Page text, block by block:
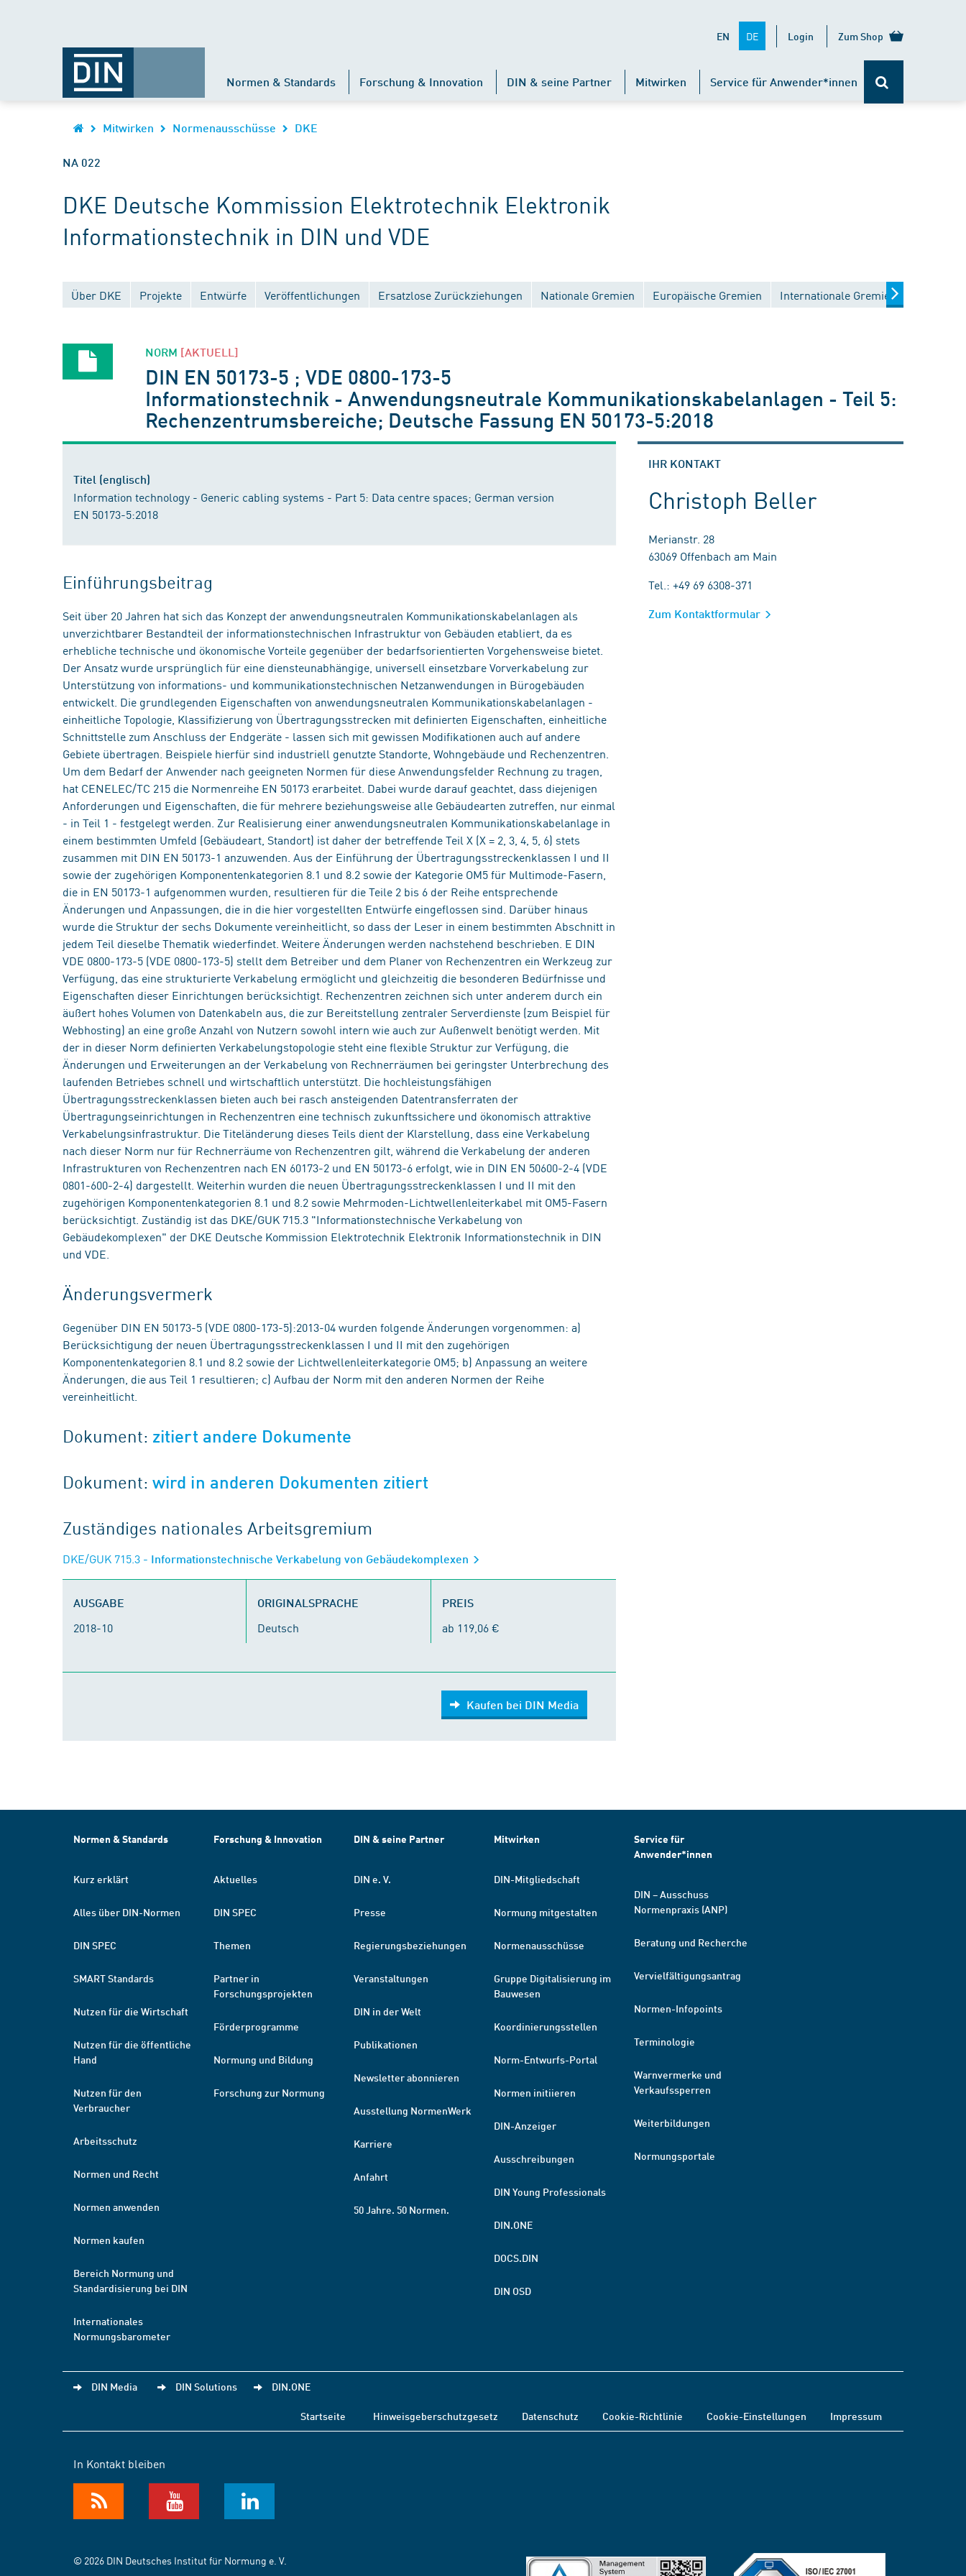
EN DE Login Zum Shop
Normen & Standards Forschung & Innovation DIN & seine Partner Mitwirken Service für Anwender*innen
Mitwirken Normenausschüsse DKE
NA 022
DKE Deutsche Kommission Elektrotechnik Elektronik
Informationstechnik in DIN und VDE
Über DKE Projekte Entwürfe Veröffentlichungen Ersatzlose Zurückziehungen Nationale Gremien Europäische Gremien Internationale Gremien
NORM [AKTUELL]
DIN EN 50173-5 ; VDE 0800-173-5
Informationstechnik - Anwendungsneutrale Kommunikationskabelanlagen - Teil 5:
Rechenzentrumsbereiche; Deutsche Fassung EN 50173-5:2018
Titel (englisch)
Information technology - Generic cabling systems - Part 5: Data centre spaces; German version
EN 50173-5:2018
Einführungsbeitrag
Seit über 20 Jahren hat sich das Konzept der anwendungsneutralen Kommunikationskabelanlagen als
unverzichtbarer Bestandteil der informationstechnischen Infrastruktur von Gebäuden etabliert, da es
erhebliche technische und ökonomische Vorteile gegenüber der bedarfsorientierten Vorgehensweise bietet.
Der Ansatz wurde ursprünglich für eine diensteunabhängige, universell einsetzbare Vorverkabelung zur
Unterstützung von informations- und kommunikationstechnischen Netzanwendungen in Bürogebäuden
entwickelt. Die grundlegenden Eigenschaften von anwendungsneutralen Kommunikationskabelanlagen -
einheitliche Topologie, Klassifizierung von Übertragungsstrecken mit definierten Eigenschaften, einheitliche
Schnittstelle zum Anschluss der Endgeräte - lassen sich mit gewissen Modifikationen auch auf andere
Gebiete übertragen. Beispiele hierfür sind industriell genutzte Standorte, Wohngebäude und Rechenzentren.
Um dem Bedarf der Anwender nach geeigneten Normen für diese Anwendungsfelder Rechnung zu tragen,
hat CENELEC/TC 215 die Normenreihe EN 50173 erarbeitet. Dabei wurde darauf geachtet, dass diejenigen
Anforderungen und Eigenschaften, die für mehrere beziehungsweise alle Gebäudearten zutreffen, nur einmal
- in Teil 1 - festgelegt werden. Zur Realisierung einer anwendungsneutralen Kommunikationskabelanlage in
einem bestimmten Umfeld (Gebäudeart, Standort) ist daher der betreffende Teil X (X = 2, 3, 4, 5, 6) stets
zusammen mit DIN EN 50173-1 anzuwenden. Aus der Einführung der Übertragungsstreckenklassen I und II
sowie der zugehörigen Komponentenkategorien 8.1 und 8.2 sowie der Kategorie OM5 für Multimode-Fasern,
die in EN 50173-1 aufgenommen wurden, resultieren für die Teile 2 bis 6 der Reihe entsprechende
Änderungen und Anpassungen, die in die hier vorgestellten Entwürfe eingeflossen sind. Darüber hinaus
wurde die Struktur der sechs Dokumente vereinheitlicht, so dass der Leser in einem bestimmten Abschnitt in
jedem Teil dieselbe Thematik wiederfindet. Weitere Änderungen werden nachstehend beschrieben. E DIN
VDE 0800-173-5 (VDE 0800-173-5) stellt dem Betreiber und dem Planer von Rechenzentren ein Werkzeug zur
Verfügung, das eine strukturierte Verkabelung ermöglicht und gleichzeitig die besonderen Bedürfnisse und
Eigenschaften dieser Einrichtungen berücksichtigt. Rechenzentren zeichnen sich unter anderem durch ein
äußert hohes Volumen von Datenkabeln aus, die zur Bereitstellung zentraler Serverdienste (zum Beispiel für
Webhosting) an eine große Anzahl von Nutzern sowohl intern wie auch zur Außenwelt benötigt werden. Mit
der in dieser Norm definierten Verkabelungstopologie steht eine flexible Struktur zur Verfügung, die
Änderungen und Erweiterungen an der Verkabelung von Rechnerräumen bei geringster Unterbrechung des
laufenden Betriebes schnell und wirtschaftlich unterstützt. Die hochleistungsfähigen
Übertragungsstreckenklassen bieten auch bei rasch ansteigenden Datentransferraten der
Übertragungseinrichtungen in Rechenzentren eine technisch zukunftssichere und ökonomisch attraktive
Verkabelungsinfrastruktur. Die Titeländerung dieses Teils dient der Klarstellung, dass eine Verkabelung
nach dieser Norm nur für Rechnerräume von Rechenzentren gilt, während die Verkabelung der anderen
Infrastrukturen von Rechenzentren nach EN 60173-2 und EN 50173-6 erfolgt, wie in DIN EN 50600-2-4 (VDE
0801-600-2-4) dargestellt. Weiterhin wurden die neuen Übertragungsstreckenklassen I und II mit den
zugehörigen Komponentenkategorien 8.1 und 8.2 sowie Mehrmoden-Lichtwellenleiterkabel mit OM5-Fasern
berücksichtigt. Zuständig ist das DKE/GUK 715.3 "Informationstechnische Verkabelung von
Gebäudekomplexen" der DKE Deutsche Kommission Elektrotechnik Elektronik Informationstechnik in DIN
und VDE.
Änderungsvermerk
Gegenüber DIN EN 50173-5 (VDE 0800-173-5):2013-04 wurden folgende Änderungen vorgenommen: a)
Berücksichtigung der neuen Übertragungsstreckenklassen I und II mit den zugehörigen
Komponentenkategorien 8.1 und 8.2 sowie der Lichtwellenleiterkategorie OM5; b) Anpassung an weitere
Änderungen, die aus Teil 1 resultieren; c) Aufbau der Norm mit den anderen Normen der Reihe
vereinheitlicht.
Dokument: zitiert andere Dokumente
Dokument:wird in anderen Dokumenten zitiert
Zuständiges nationales Arbeitsgremium
DKE/GUK 715.3 - Informationstechnische Verkabelung von Gebäudekomplexen
AUSGABE
2018-10
ORIGINALSPRACHE
Deutsch
PREIS
ab 119,06 €
Kaufen bei DIN Media
IHR KONTAKT
Christoph Beller
Merianstr. 28
63069 Offenbach am Main
Tel.: +49 69 6308-371
Zum Kontaktformular
Normen & Standards
Kurz erklärt
Alles über DIN-Normen
DIN SPEC
SMART Standards
Nutzen für die Wirtschaft
Nutzen für die öffentliche
Hand
Nutzen für den
Verbraucher
Arbeitsschutz
Normen und Recht
Normen anwenden
Normen kaufen
Bereich Normung und
Standardisierung bei DIN
Internationales
Normungsbarometer
Forschung & Innovation
Aktuelles
DIN SPEC
Themen
Partner in
Forschungsprojekten
Förderprogramme
Normung und Bildung
Forschung zur Normung
DIN & seine Partner
DIN e. V.
Presse
Regierungsbeziehungen
Veranstaltungen
DIN in der Welt
Publikationen
Newsletter abonnieren
Ausstellung NormenWerk
Karriere
Anfahrt
50 Jahre. 50 Normen.
Mitwirken
DIN-Mitgliedschaft
Normung mitgestalten
Normenausschüsse
Gruppe Digitalisierung im
Bauwesen
Koordinierungsstellen
Norm-Entwurfs-Portal
Normen initiieren
DIN-Anzeiger
Ausschreibungen
DIN Young Professionals
DIN.ONE
DOCS.DIN
DIN OSD
Service für
Anwender*innen
DIN – Ausschuss
Normenpraxis (ANP)
Beratung und Recherche
Vervielfältigungsantrag
Normen-Infopoints
Terminologie
Warnvermerke und
Verkaufssperren
Weiterbildungen
Normungsportale
DIN Media DIN Solutions DIN.ONE
Startseite Hinweisgeberschutzgesetz Datenschutz Cookie-Richtlinie Cookie-Einstellungen Impressum
In Kontakt bleiben
© 2026 DIN Deutsches Institut für Normung e. V.